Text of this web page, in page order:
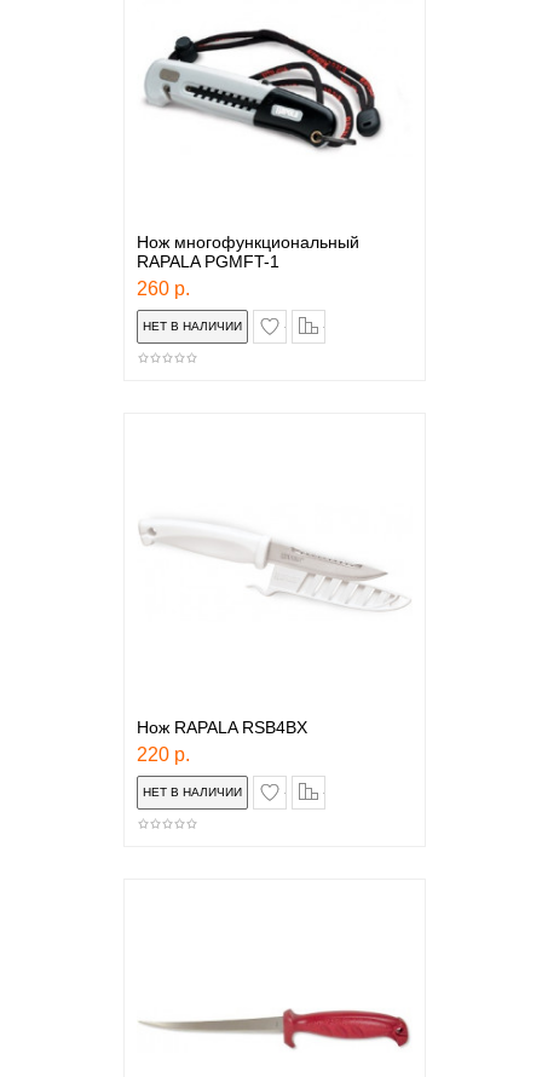
Нож многофункциональный
RAPALA PGMFT-1
260 р.
в закладки
Нож RAPALA RSB4BX
220 р.
в закладки